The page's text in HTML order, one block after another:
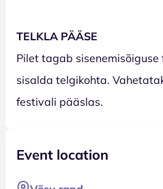
TELKLA PÄÄSE
Pilet tagab
sisalda telgikohta.
festivali pääslas.
Event location